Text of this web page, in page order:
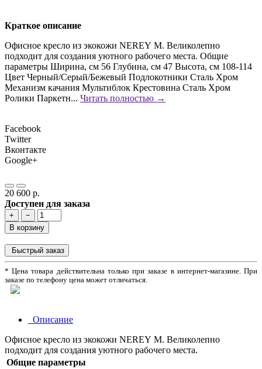
Краткое описание
Офисное кресло из экокожи NEREY M. Великолепно
подходит для создания уютного рабочего места. Общие
параметры Ширина, см 56 Глубина, см 47 Высота, см 108-114
Цвет Черный/Серый/Бежевый Подлокотники Сталь Хром
Механизм качания Мультиблок Крестовина Сталь Хром
Ролики Паркетн... Читать полностью →
Facebook
Twitter
Вконтакте
Google+
20 600 р.
Доступен для заказа
+
−
В корзину
Быстрый заказ
* Цена товара действительна только при заказе в интернет-магазине. При
заказе по телефону цена может отличаться.
Описание
Офисное кресло из экокожи NEREY M. Великолепно
подходит для создания уютного рабочего места.
Общие параметры